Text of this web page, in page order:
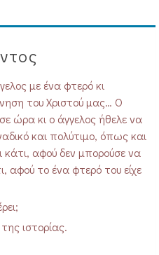
με ένα φτερό κι
του Χριστού μας… Ο
ώρα κι ο άγγελος ήθελε να
και πολύτιμο, όπως και
αφού δεν μπορούσε να
αφού το ένα φτερό του είχε
ιστορίας.